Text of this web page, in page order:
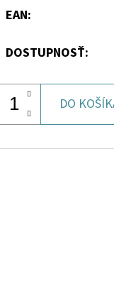
EAN:
DOSTUPNOSŤ:
DO